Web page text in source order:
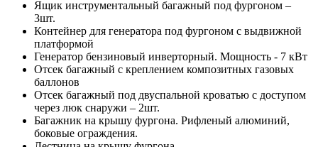
Ящик инструментальный багажный под фургоном –
3шт.
Контейнер для генератора под фургоном с выдвижной
платформой
Генератор бензиновый инверторный. Мощность - 7 кВт
Отсек багажный с креплением композитных газовых
баллонов
Отсек багажный под двуспальной кроватью с доступом
через люк снаружи – 2шт.
Багажник на крышу фургона. Рифленый алюминий,
боковые ограждения.